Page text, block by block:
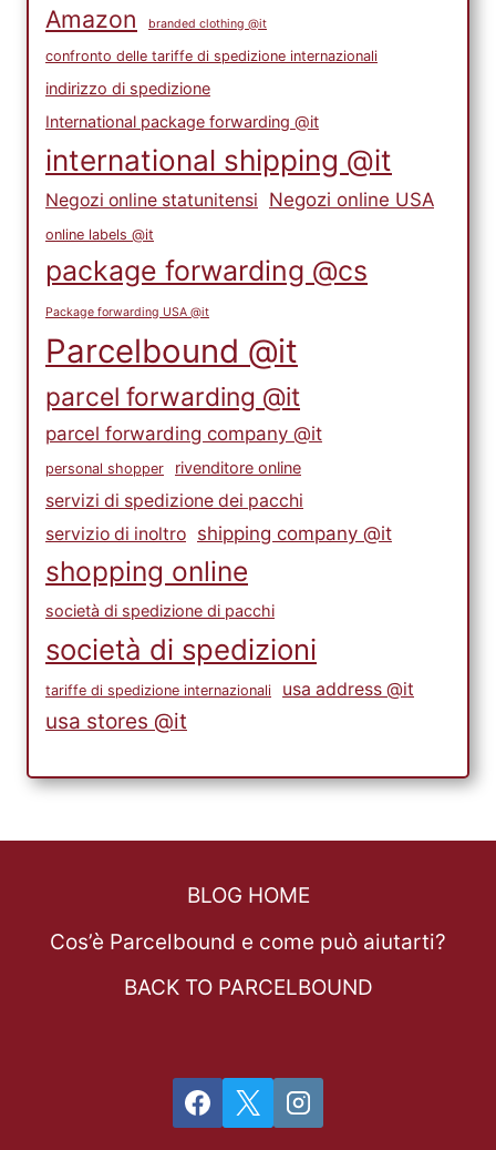
Amazon branded clothing @it
confronto delle tariffe di spedizione internazionali
indirizzo di spedizione
International package forwarding @it
international shipping @it
Negozi online statunitensi Negozi online USA
online labels @it
package forwarding @cs
Package forwarding USA @it
Parcelbound @it
parcel forwarding @it
parcel forwarding company @it
personal shopper rivenditore online
servizi di spedizione dei pacchi
servizio di inoltro shipping company @it
shopping online
società di spedizione di pacchi
società di spedizioni
tariffe di spedizione internazionali usa address @it
usa stores @it
BLOG HOME
Cos’è Parcelbound e come può aiutarti?
BACK TO PARCELBOUND